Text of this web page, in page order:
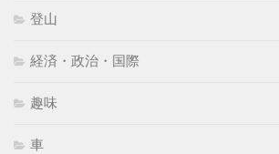
登山
経済・政治・国際
趣味
車